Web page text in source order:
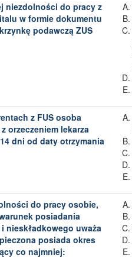
niezdolności do pracy z
w formie dokumentu
podawczą ZUS
z FUS osoba
orzeczeniem lekarza
dni od daty otrzymania
do pracy osobie,
posiadania
nieskładkowego uważa
posiada okres
co najmniej: